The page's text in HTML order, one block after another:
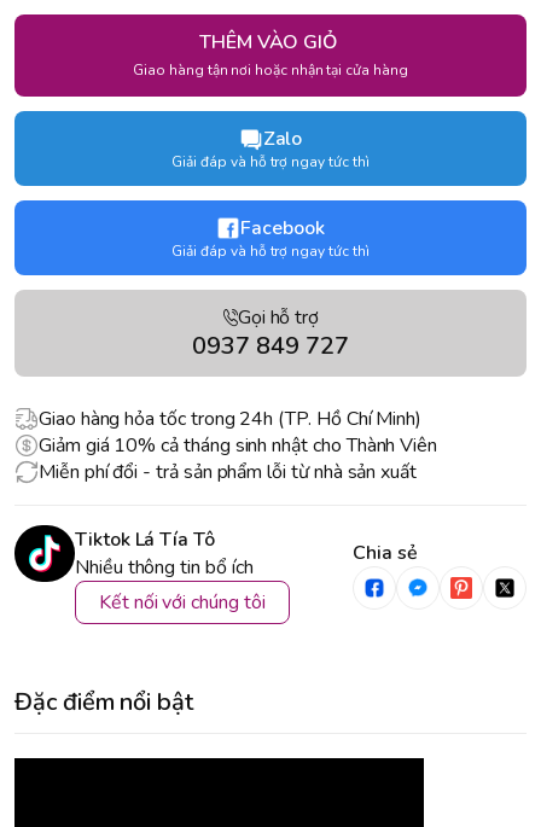
THÊM VÀO GIỎ
Giao hàng tận nơi hoặc nhận tại cửa hàng
Zalo
Giải đáp và hỗ trợ ngay tức thì
Facebook
Giải đáp và hỗ trợ ngay tức thì
Gọi hỗ trợ
0937 849 727
Giao hàng hỏa tốc trong 24h (TP. Hồ Chí Minh)
Giảm giá 10% cả tháng sinh nhật cho Thành Viên
Miễn phí đổi - trả sản phẩm lỗi từ nhà sản xuất
Tiktok Lá Tía Tô
Nhiều thông tin bổ ích
Kết nối với chúng tôi
Chia sẻ
Đặc điểm nổi bật